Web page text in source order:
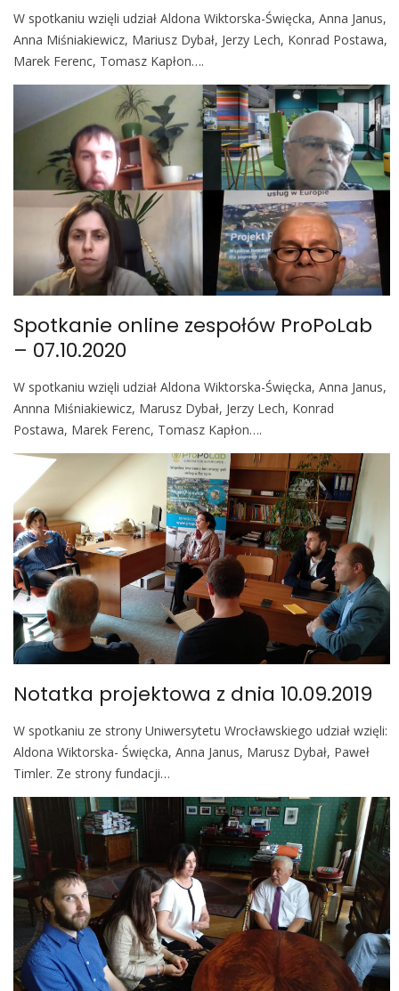
W spotkaniu wzięli udział Aldona Wiktorska-Święcka, Anna Janus,
Anna Miśniakiewicz, Mariusz Dybał, Jerzy Lech, Konrad Postawa,
Marek Ferenc, Tomasz Kapłon….
Spotkanie online zespołów ProPoLab
– 07.10.2020
W spotkaniu wzięli udział Aldona Wiktorska-Święcka, Anna Janus,
Annna Miśniakiewicz, Marusz Dybał, Jerzy Lech, Konrad
Postawa, Marek Ferenc, Tomasz Kapłon….
Notatka projektowa z dnia 10.09.2019
W spotkaniu ze strony Uniwersytetu Wrocławskiego udział wzięli:
Aldona Wiktorska- Święcka, Anna Janus, Marusz Dybał, Paweł
Timler. Ze strony fundacji…